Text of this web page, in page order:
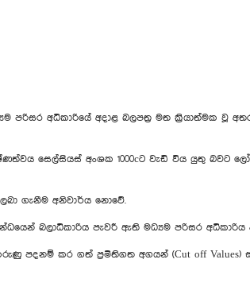
අධිකාරියේ අදාළ බලපත්‍ර මත ක්‍රියාත්මක වූ
සෙල්සියස් අංශක 1000cට වැඩි විය යුතු බවට
ගැනීම අනිවාර්ය නොවේ.
බලාධිකාරිය පැවරී ඇති මධ්‍යම පරිසර
පදනම් කර ගත් ප්‍රමිතිගත අගයන් (Cut off Values)